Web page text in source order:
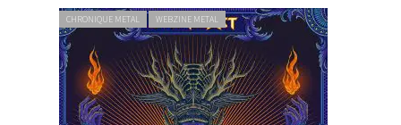
CHRONIQUE METAL WEBZINE METAL